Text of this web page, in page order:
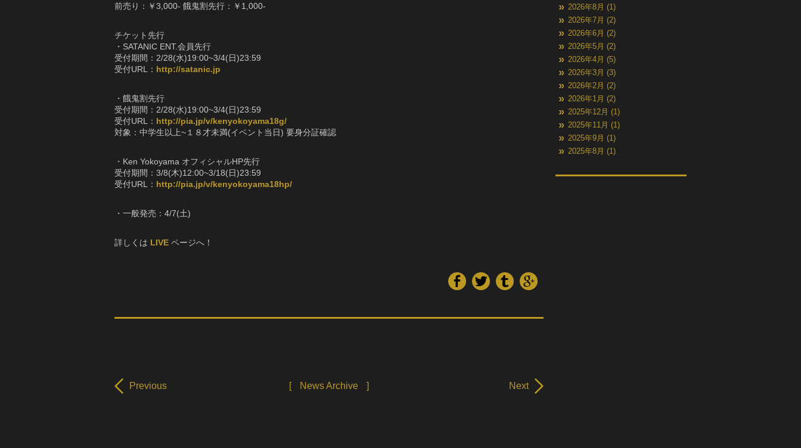
前売り：￥3,000- 餓鬼割先行：￥1,000-
チケット先行
・SATANIC ENT.会員先行
受付期間：2/28(水)19:00~3/4(日)23:59
受付URL： http://satanic.jp
・餓鬼割先行
受付期間：2/28(水)19:00~3/4(日)23:59
受付URL： http://pia.jp/v/kenyokoyama18g/
対象：中学生以上~１８才未満(イベント当日) 要身分証確認
・Ken Yokoyama オフィシャルHP先行
受付期間：3/8(木)12:00~3/18(日)23:59
受付URL： http://pia.jp/v/kenyokoyama18hp/
・一般発売：4/7(土)
詳しくは LIVE ページへ！
Previous [ News Archive ] Next
2026年8月 (1)
2026年7月 (2)
2026年6月 (2)
2026年5月 (2)
2026年4月 (5)
2026年3月 (3)
2026年2月 (2)
2026年1月 (2)
2025年12月 (1)
2025年11月 (1)
2025年9月 (1)
2025年8月 (1)